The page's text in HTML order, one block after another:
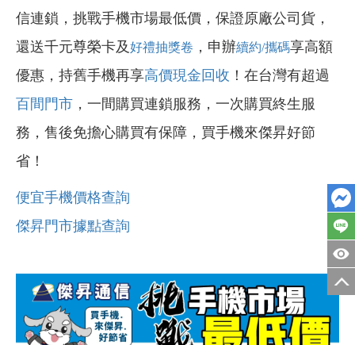
信連鎖，挑戰手機市場最低價，保證原廠公司貨，
還送千元尊榮卡及好禮抽獎卷 ，申辦續約/攜碼享高額
優惠，持舊手機再享高價現金回收 ！在台灣有超過
百間門市 ，一間購買連鎖服務，一次購買終生服
務，售後免擔心購買有保障，買手機來傑昇好節
省！
便宜手機價格查詢
傑昇門市據點查詢